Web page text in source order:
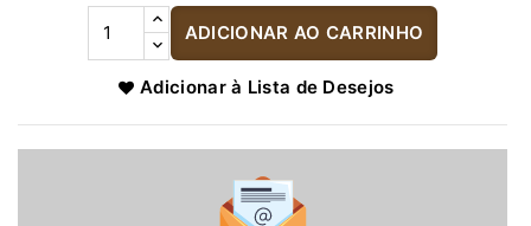
ADICIONAR AO CARRINHO
Adicionar à Lista de Desejos